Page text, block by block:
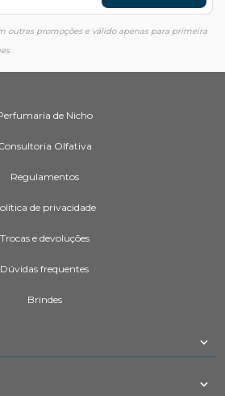
outras promoções e válido apenas para primeira
de Nicho
Olfativa
Regulamentos
de privacidade
Trocas e devoluções
Dúvidas frequentes
Brindes